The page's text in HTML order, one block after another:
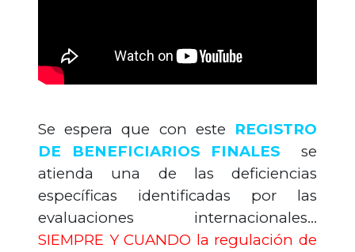
Se espera que con este REGISTRO
DE BENEFICIARIOS FINALES
se
atienda una de las deficiencias
específicas identificadas por las
evaluaciones internacionales…
SIEMPRE Y CUANDO la regulación de